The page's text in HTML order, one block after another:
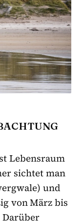
Lebensraum
sichtet man
und
von März bis
Darüber